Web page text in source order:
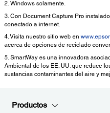
2. Windows solamente.
3. Con Document Capture Pro
conectado a internet.
4. Visita nuestro sitio web en
acerca de opciones de reciclado
5. SmartWay es una innovadora
Ambiental de los EE. UU. que reduce
sustancias contaminantes del aire y
Productos